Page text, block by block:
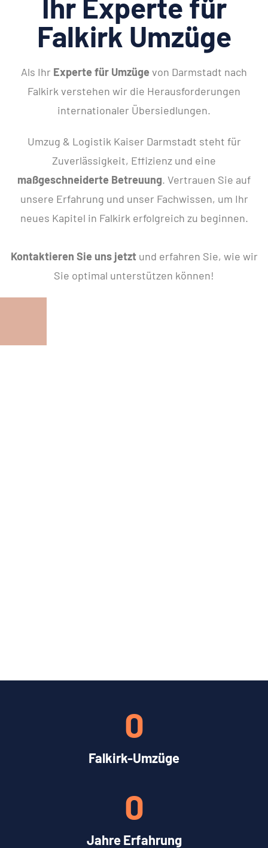
Ihr Experte für
Falkirk Umzüge
Als Ihr Experte für Umzüge von Darmstadt nach
Falkirk verstehen wir die Herausforderungen
internationaler Übersiedlungen.
Umzug & Logistik Kaiser Darmstadt steht für
Zuverlässigkeit, Effizienz und eine
maßgeschneiderte Betreuung. Vertrauen Sie auf
unsere Erfahrung und unser Fachwissen, um Ihr
neues Kapitel in Falkirk erfolgreich zu beginnen.
Kontaktieren Sie uns jetztund erfahren Sie, wie wir
Sie optimal unterstützen können!
Falkirk-Umzüge
0
Jahre Erfahrung
0